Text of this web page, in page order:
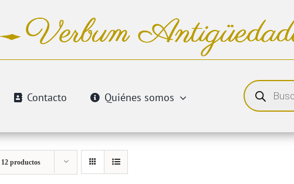
Contacto Quiénes somos
Búsqueda
de
productos
12 productos